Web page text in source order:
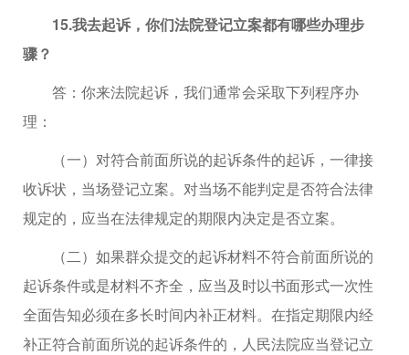
15.我去起诉，你们法院登记立案都有哪些办理步
骤？
答：你来法院起诉，我们通常会采取下列程序办
理：
（一）对符合前面所说的起诉条件的起诉，一律接
收诉状，当场登记立案。对当场不能判定是否符合法律
规定的，应当在法律规定的期限内决定是否立案。
（二）如果群众提交的起诉材料不符合前面所说的
起诉条件或是材料不齐全，应当及时以书面形式一次性
全面告知必须在多长时间内补正材料。在指定期限内经
补正符合前面所说的起诉条件的，人民法院应当登记立